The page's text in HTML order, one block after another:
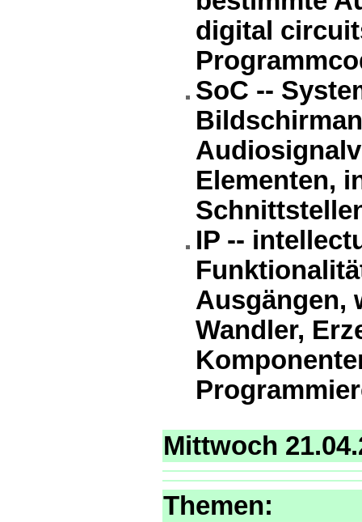
digital
SoC --
Elementen,
IP --
Ausgängen,
Wandler,
Mittwoch
Themen: